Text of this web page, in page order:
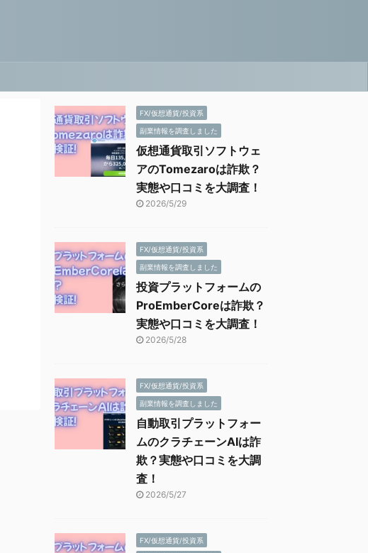
FX/仮想通貨/投資系
副業情報を調査しました
仮想通貨取引ソフトウェ
アのTomezaroは詐欺？
実態や口コミを大調査！
2026/5/29
FX/仮想通貨/投資系
副業情報を調査しました
投資プラットフォームの
ProEmberCoreは詐欺？
実態や口コミを大調査！
2026/5/28
FX/仮想通貨/投資系
副業情報を調査しました
自動取引プラットフォー
ムのクラチェーンAIは詐
欺？実態や口コミを大調
査！
2026/5/27
FX/仮想通貨/投資系